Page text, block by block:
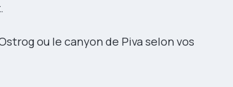
ou le canyon de Piva selon vos